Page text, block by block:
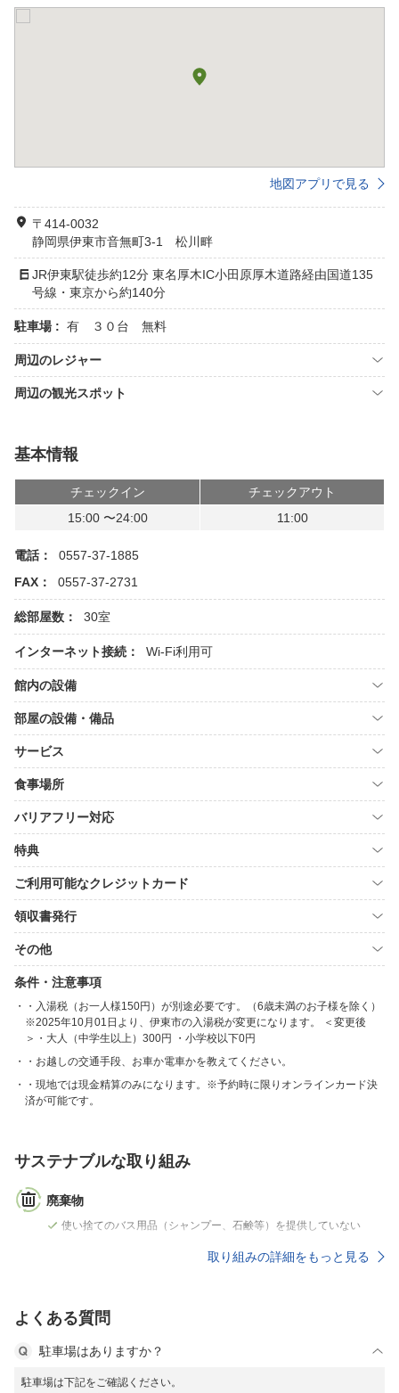
地図アプリで見る
〒414-0032
静岡県伊東市音無町3-1 松川畔
JR伊東駅徒歩約12分 東名厚木IC小田原厚木道路経由国道135
号線・東京から約140分
駐車場 : 有 ３０台 無料
周辺のレジャー
周辺の観光スポット
基本情報
チェックイン
チェックアウト
15:00 〜24:00
11:00
電話：
0557-37-1885
FAX：
0557-37-2731
総部屋数： 30室
インターネット接続： Wi-Fi利用可
館内の設備
部屋の設備・備品
サービス
食事場所
バリアフリー対応
特典
ご利用可能なクレジットカード
領収書発行
その他
条件・注意事項
・入湯税（お一人様150円）が別途必要です。（6歳未満のお子様を除く）
※2025年10月01日より、伊東市の入湯税が変更になります。 ＜変更後
＞・大人（中学生以上）300円 ・小学校以下0円
・お越しの交通手段、お車か電車かを教えてください。
・現地では現金精算のみになります。※予約時に限りオンラインカード決
済が可能です。
サステナブルな取り組み
廃棄物
使い捨てのバス用品（シャンプー、石鹸等）を提供していない
取り組みの詳細をもっと見る
よくある質問
駐車場はありますか？
駐車場は下記をご確認ください。